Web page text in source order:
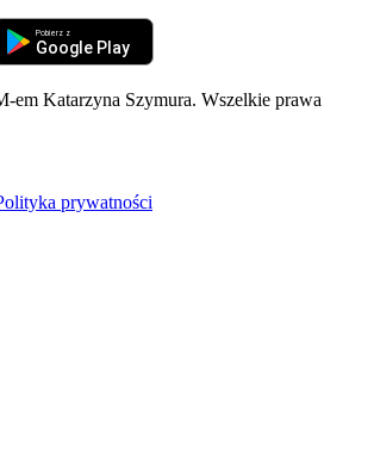
em Katarzyna Szymura. Wszelkie prawa
prywatności